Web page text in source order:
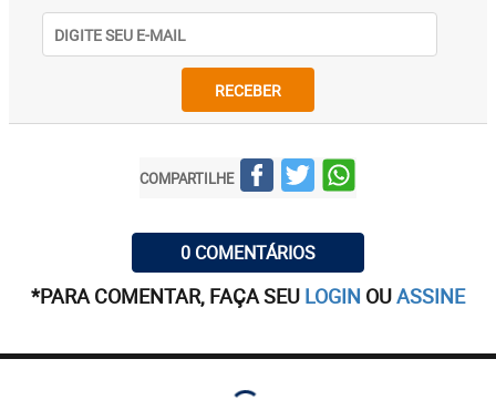
RECEBER
COMPARTILHE
0 COMENTÁRIOS
*PARA COMENTAR, FAÇA SEU LOGIN OUASSINE